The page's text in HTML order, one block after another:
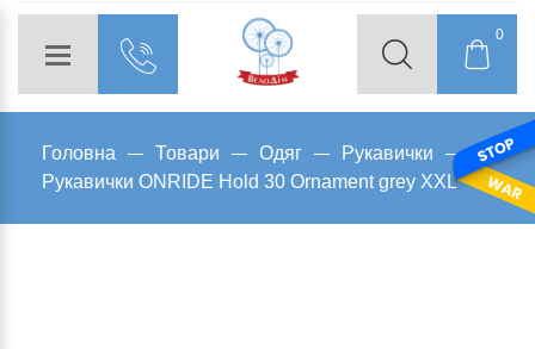
0
Головна Товари Одяг
Рукавички
Рукавички ONRIDE Hold 30 Ornament grey XXL